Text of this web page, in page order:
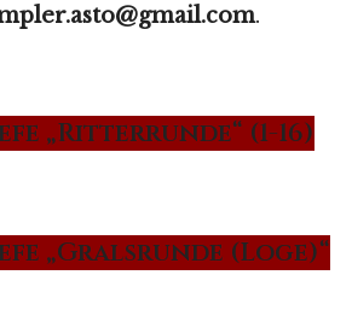
.
„Ritterrunde“ (1-16)
„Gralsrunde (Loge)“